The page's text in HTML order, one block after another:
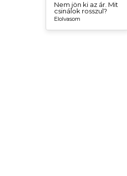
Nem jön ki az ár. Mit
csinálok rosszul?
Elolvasom